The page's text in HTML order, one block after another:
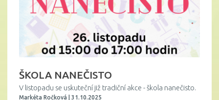
ŠKOLA NANEČISTO
V listopadu se uskuteční již tradiční akce - škola nanečisto.
Markéta Ročková | 31.10.2025